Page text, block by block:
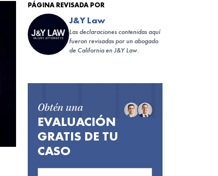
PÁGINA REVISADA POR
J&Y Law
Las declaraciones contenidas aquí
fueron revisadas por un abogado
de California en J&Y Law.
Obtén una
EVALUACIÓN
GRATIS DE TU
CASO